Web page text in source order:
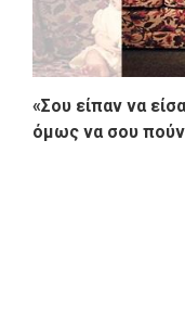
«Σου είπαν να
όμως να σου